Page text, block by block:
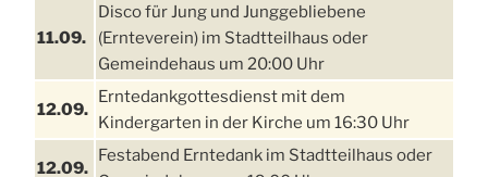
11.09.
Disco für Jung und Junggebliebene
(Ernteverein) im Stadtteilhaus oder
Gemeindehaus um 20:00 Uhr
12.09.
Erntedankgottesdienst mit dem
Kindergarten in der Kirche um 16:30 Uhr
12.09.
Festabend Erntedank im Stadtteilhaus oder